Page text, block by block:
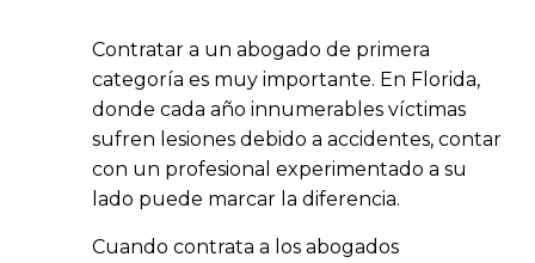
Contratar a un abogado de primera
categoría es muy importante. En Florida,
donde cada año innumerables víctimas
sufren lesiones debido a accidentes, contar
con un profesional experimentado a su
lado puede marcar la diferencia.
Cuando contrata a los abogados